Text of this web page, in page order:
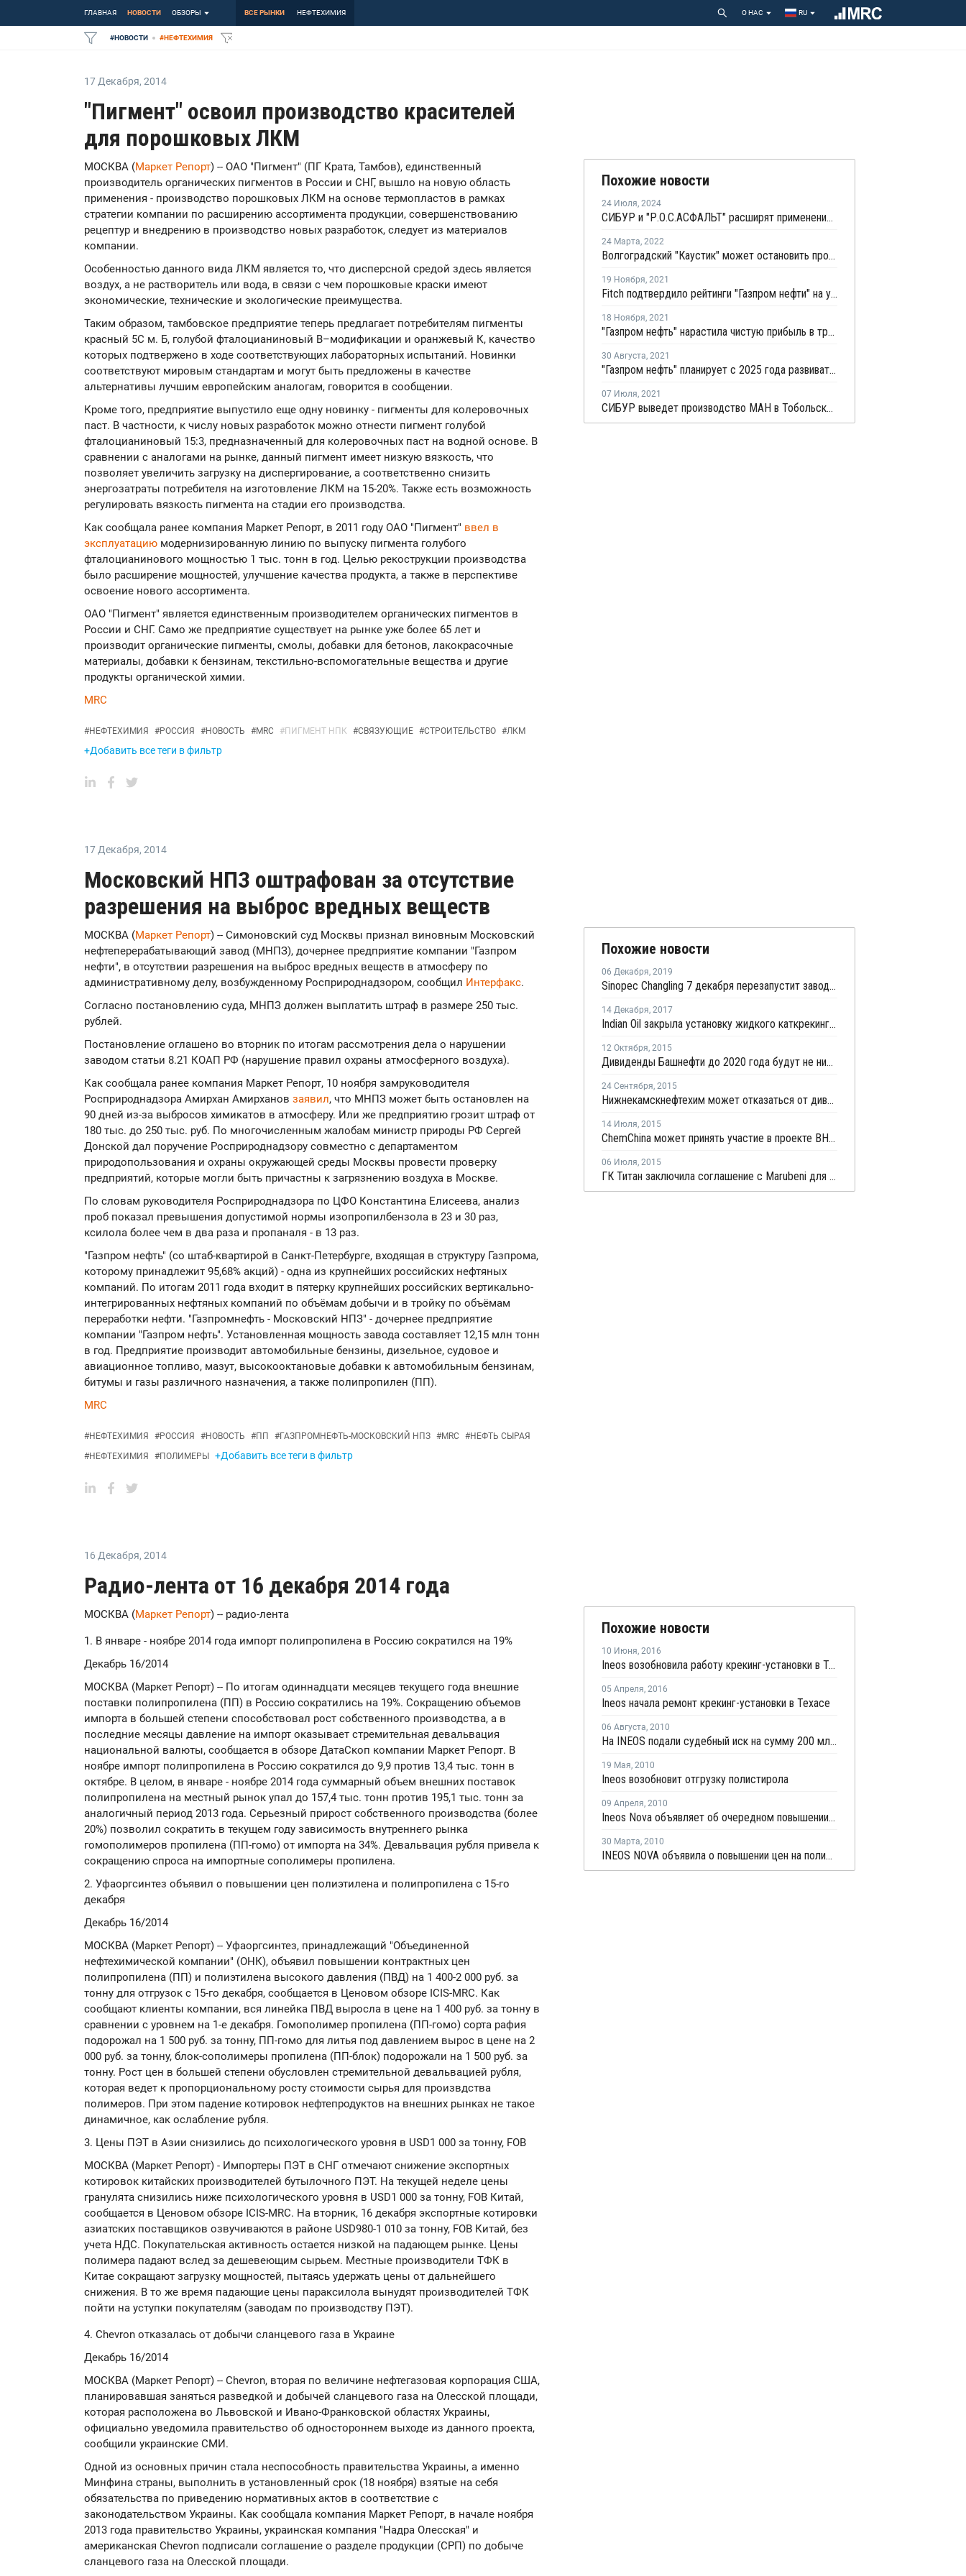
ГЛАВНАЯ НОВОСТИ ОБЗОРЫ ВСЕ РЫНКИ НЕФТЕХИМИЯ О НАС RU
#НОВОСТИ #НЕФТЕХИМИЯ
17 Декабря, 2014
"Пигмент" освоил производство красителей
для порошковых ЛКМ
МОСКВА (Маркет Репорт) -- ОАО "Пигмент" (ПГ Крата, Тамбов), единственный
производитель органических пигментов в России и СНГ, вышло на новую область
применения - производство порошковых ЛКМ на основе термопластов в рамках
стратегии компании по расширению ассортимента продукции, совершенствованию
рецептур и внедрению в производство новых разработок, следует из материалов
компании.
Особенностью данного вида ЛКМ является то, что дисперсной средой здесь является
воздух, а не растворитель или вода, в связи с чем порошковые краски имеют
экономические, технические и экологические преимущества.
Таким образом, тамбовское предприятие теперь предлагает потребителям пигменты
красный 5С м. Б, голубой фталоцианиновый B–модификации и оранжевый К, качество
которых подтвержено в ходе соответствующих лабораторных испытаний. Новинки
соответствуют мировым стандартам и могут быть предложены в качестве
альтернативы лучшим европейским аналогам, говорится в сообщении.
Кроме того, предприятие выпустило еще одну новинку - пигменты для колеровочных
паст. В частности, к числу новых разработок можно отнести пигмент голубой
фталоцианиновый 15:3, предназначенный для колеровочных паст на водной основе. В
сравнении с аналогами на рынке, данный пигмент имеет низкую вязкость, что
позволяет увеличить загрузку на диспергирование, а соответственно снизить
энергозатраты потребителя на изготовление ЛКМ на 15-20%. Также есть возможность
регулировать вязкость пигмента на стадии его производства.
Как сообщала ранее компания Маркет Репорт, в 2011 году ОАО "Пигмент" ввел в
эксплуатацию модернизированную линию по выпуску пигмента голубого
фталоцианинового мощностью 1 тыс. тонн в год. Целью рекострукции производства
было расширение мощностей, улучшение качества продукта, а также в перспективе
освоение нового ассортимента.
ОАО "Пигмент" является единственным производителем органических пигментов в
России и СНГ. Само же предприятие существует на рынке уже более 65 лет и
производит органические пигменты, смолы, добавки для бетонов, лакокрасочные
материалы, добавки к бензинам, текстильно-вспомогательные вещества и другие
продукты органической химии.
MRC
#НЕФТЕХИМИЯ #РОССИЯ #НОВОСТЬ #MRC #ПИГМЕНТ НПК #СВЯЗУЮЩИЕ #СТРОИТЕЛЬСТВО #ЛКМ
+Добавить все теги в фильтр
Похожие новости
24 Июля, 2024
СИБУР и "Р.О.С.АСФАЛЬТ" расширят применение полимерных материалов в дорожном строительстве
24 Марта, 2022
Волгоградский "Каустик" может остановить производство ПВХ из-за нехватки добавок
19 Ноября, 2021
Fitch подтвердило рейтинги "Газпром нефти" на уровне "BBB" со стабильным прогнозом
18 Ноября, 2021
"Газпром нефть" нарастила чистую прибыль в третьем квартале на 5%
30 Августа, 2021
"Газпром нефть" планирует с 2025 года развивать нефтехимию на собственных НПЗ
07 Июля, 2021
СИБУР выведет производство МАН в Тобольске на полную механическую готовность до конца 2021 года
17 Декабря, 2014
Московский НПЗ оштрафован за отсутствие
разрешения на выброс вредных веществ
МОСКВА (Маркет Репорт) -- Симоновский суд Москвы признал виновным Московский
нефтеперерабатывающий завод (МНПЗ), дочернее предприятие компании "Газпром
нефти", в отсутствии разрешения на выброс вредных веществ в атмосферу по
административному делу, возбужденному Росприроднадзором, сообщил Интерфакс.
Согласно постановлению суда, МНПЗ должен выплатить штраф в размере 250 тыс.
рублей.
Постановление оглашено во вторник по итогам рассмотрения дела о нарушении
заводом статьи 8.21 КОАП РФ (нарушение правил охраны атмосферного воздуха).
Как сообщала ранее компания Маркет Репорт, 10 ноября замруководителя
Росприроднадзора Амирхан Амирханов заявил, что МНПЗ может быть остановлен на
90 дней из-за выбросов химикатов в атмосферу. Или же предприятию грозит штраф от
180 тыс. до 250 тыс. руб. По многочисленным жалобам министр природы РФ Сергей
Донской дал поручение Росприроднадзору совместно с департаментом
природопользования и охраны окружающей среды Москвы провести проверку
предприятий, которые могли быть причастны к загрязнению воздуха в Москве.
По словам руководителя Росприроднадзора по ЦФО Константина Елисеева, анализ
проб показал превышения допустимой нормы изопропилбензола в 23 и 30 раз,
ксилола более чем в два раза и пропаналя - в 13 раз.
"Газпром нефть" (со штаб-квартирой в Санкт-Петербурге, входящая в структуру Газпрома,
которому принадлежит 95,68% акций) - одна из крупнейших российских нефтяных
компаний. По итогам 2011 года входит в пятерку крупнейших российских вертикально-
интегрированных нефтяных компаний по объёмам добычи и в тройку по объёмам
переработки нефти. "Газпромнефть - Московский НПЗ" - дочернее предприятие
компании "Газпром нефть". Установленная мощность завода составляет 12,15 млн тонн
в год. Предприятие производит автомобильные бензины, дизельное, судовое и
авиационное топливо, мазут, высокооктановые добавки к автомобильным бензинам,
битумы и газы различного назначения, а также полипропилен (ПП).
MRC
#НЕФТЕХИМИЯ #РОССИЯ #НОВОСТЬ #ПП #ГАЗПРОМНЕФТЬ-МОСКОВСКИЙ НПЗ #MRC #НЕФТЬ СЫРАЯ
#НЕФТЕХИМИЯ #ПОЛИМЕРЫ +Добавить все теги в фильтр
Похожие новости
06 Декабря, 2019
Sinopec Changling 7 декабря перезапустит завод окиси пропилена в провинции Хунань после планового ремонта
14 Декабря, 2017
Indian Oil закрыла установку жидкого каткрекинга в Парадипе из-за пожара на НПЗ
12 Октября, 2015
Дивиденды Башнефти до 2020 года будут не ниже 20 млрд рублей и 25% прибыли
24 Сентября, 2015
Нижнекамскнефтехим может отказаться от дивидендов для создания олефинового комплекса
14 Июля, 2015
ChemChina может принять участие в проекте ВНХК
06 Июля, 2015
ГК Титан заключила соглашение с Marubeni для создания нефтехимических производств
16 Декабря, 2014
Радио-лента от 16 декабря 2014 года
МОСКВА (Маркет Репорт) -- радио-лента
1. В январе - ноябре 2014 года импорт полипропилена в Россию сократился на 19%
Декабрь 16/2014
МОСКВА (Маркет Репорт) -- По итогам одиннадцати месяцев текущего года внешние
поставки полипропилена (ПП) в Россию сократились на 19%. Сокращению объемов
импорта в большей степени способствовал рост собственного производства, а в
последние месяцы давление на импорт оказывает стремительная девальвация
национальной валюты, сообщается в обзоре ДатаСкоп компании Маркет Репорт. В
ноябре импорт полипропилена в Россию сократился до 9,9 против 13,4 тыс. тонн в
октябре. В целом, в январе - ноябре 2014 года суммарный объем внешних поставок
полипропилена на местный рынок упал до 157,4 тыс. тонн против 195,1 тыс. тонн за
аналогичный период 2013 года. Серьезный прирост собственного производства (более
20%) позволил сократить в текущем году зависимость внутреннего рынка
гомополимеров пропилена (ПП-гомо) от импорта на 34%. Девальвация рубля привела к
сокращению спроса на импортные сополимеры пропилена.
2. Уфаоргсинтез объявил о повышении цен полиэтилена и полипропилена с 15-го
декабря
Декабрь 16/2014
МОСКВА (Маркет Репорт) -- Уфаоргсинтез, принадлежащий "Объединенной
нефтехимической компании" (ОНК), объявил повышении контрактных цен
полипропилена (ПП) и полиэтилена высокого давления (ПВД) на 1 400-2 000 руб. за
тонну для отгрузок с 15-го декабря, сообщается в Ценовом обзоре ICIS-MRC. Как
сообщают клиенты компании, вся линейка ПВД выросла в цене на 1 400 руб. за тонну в
сравнении с уровнем на 1-е декабря. Гомополимер пропилена (ПП-гомо) сорта рафия
подорожал на 1 500 руб. за тонну, ПП-гомо для литья под давлением вырос в цене на 2
000 руб. за тонну, блок-сополимеры пропилена (ПП-блок) подорожали на 1 500 руб. за
тонну. Рост цен в большей степени обусловлен стремительной девальвацией рубля,
которая ведет к пропорциональному росту стоимости сырья для произвдства
полимеров. При этом падение котировок нефтепродуктов на внешних рынках не такое
динамичное, как ослабление рубля.
3. Цены ПЭТ в Азии снизились до психологического уровня в USD1 000 за тонну, FOB
МОСКВА (Маркет Репорт) - Импортеры ПЭТ в СНГ отмечают снижение экспортных
котировок китайских производителей бутылочного ПЭТ. На текущей неделе цены
гранулята снизились ниже психологического уровня в USD1 000 за тонну, FOB Китай,
сообщается в Ценовом обзоре ICIS-MRC. На вторник, 16 декабря экспортные котировки
азиатских поставщиков озвучиваются в районе USD980-1 010 за тонну, FOB Китай, без
учета НДС. Покупательская активность остается низкой на падающем рынке. Цены
полимера падают вслед за дешевеющим сырьем. Местные производители ТФК в
Китае сокращают загрузку мощностей, пытаясь удержать цены от дальнейшего
снижения. В то же время падающие цены параксилола вынудят производителей ТФК
пойти на уступки покупателям (заводам по производству ПЭТ).
4. Chevron отказалась от добычи сланцевого газа в Украине
Декабрь 16/2014
МОСКВА (Маркет Репорт) -- Chevron, вторая по величине нефтегазовая корпорация США,
планировавшая заняться разведкой и добычей сланцевого газа на Олесской площади,
которая расположена во Львовской и Ивано-Франковской областях Украины,
официально уведомила правительство об одностороннем выходе из данного проекта,
сообщили украинские СМИ.
Одной из основных причин стала неспособность правительства Украины, а именно
Минфина страны, выполнить в установленный срок (18 ноября) взятые на себя
обязательства по приведению нормативных актов в соответствие с
законодательством Украины. Как сообщала компания Маркет Репорт, в начале ноября
2013 года правительство Украины, украинская компания "Надра Олесская" и
американская Chevron подписали соглашение о разделе продукции (СРП) по добыче
сланцевого газа на Олесской площади.
Похожие новости
10 Июня, 2016
Ineos возобновила работу крекинг-установки в Техасе
05 Апреля, 2016
Ineos начала ремонт крекинг-установки в Техасе
06 Августа, 2010
На INEOS подали судебный иск на сумму 200 млн. евро
19 Мая, 2010
Ineos возобновит отгрузку полистирола
09 Апреля, 2010
Ineos Nova объявляет об очередном повышении цен на полистирол
30 Марта, 2010
INEOS NOVA объявила о повышении цен на полистирол